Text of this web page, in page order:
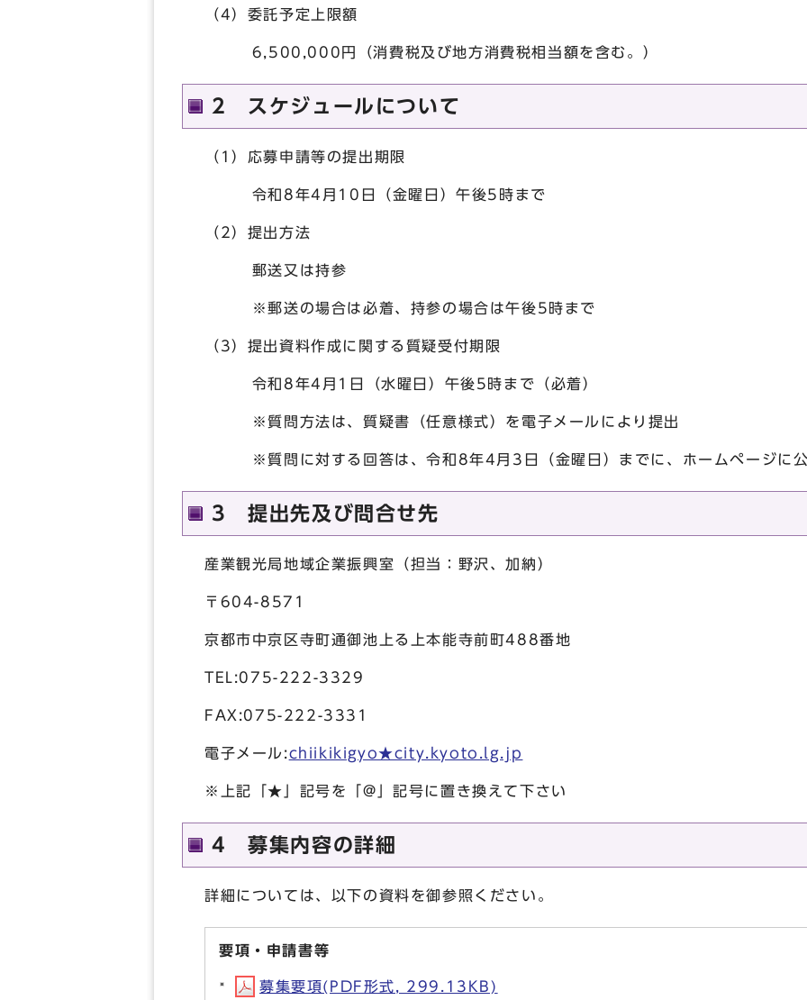
（4）委託予定上限額
6,500,000円（消費税及び地方消費税相当額を含む。）
2 スケジュールについて
（1）応募申請等の提出期限
令和8年4月10日（金曜日）午後5時まで
（2）提出方法
郵送又は持参
※郵送の場合は必着、持参の場合は午後5時まで
（3）提出資料作成に関する質疑受付期限
令和8年4月1日（水曜日）午後5時まで（必着）
※質問方法は、質疑書（任意様式）を電子メールにより提出
※質問に対する回答は、令和8年4月3日（金曜日）までに、ホームページに
3 提出先及び問合せ先
産業観光局地域企業振興室（担当：野沢、加納）
〒604-8571
京都市中京区寺町通御池上る上本能寺前町488番地
TEL:075-222-3329
FAX:075-222-3331
電子メール:chiikikigyo★city.kyoto.lg.jp
※上記「★」記号を「@」記号に置き換えて下さい
4 募集内容の詳細
詳細については、以下の資料を御参照ください。
要項・申請書等
募集要項(PDF形式, 299.13KB)